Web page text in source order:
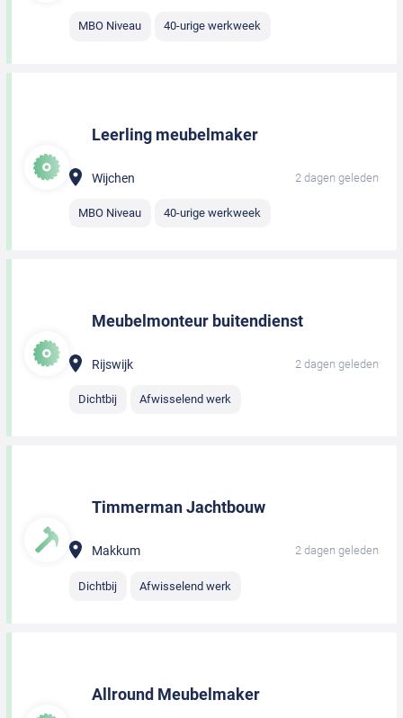
MBO Niveau 40-urige werkweek
Leerling meubelmaker
Wijchen 2 dagen geleden
MBO Niveau 40-urige werkweek
Meubelmonteur buitendienst
Rijswijk 2 dagen geleden
Dichtbij Afwisselend werk
Timmerman Jachtbouw
Makkum 2 dagen geleden
Dichtbij Afwisselend werk
Allround Meubelmaker